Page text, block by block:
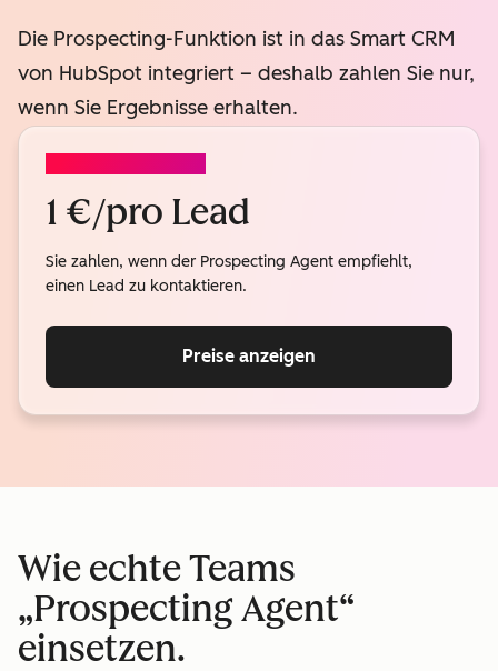
Die Prospecting-Funktion ist in das Smart CRM
von HubSpot integriert – deshalb zahlen Sie nur,
wenn Sie Ergebnisse erhalten.
1 €/pro Lead
Sie zahlen, wenn der Prospecting Agent empfiehlt,
einen Lead zu kontaktieren.
Preise anzeigen
Wie echte Teams
„Prospecting Agent“
einsetzen.